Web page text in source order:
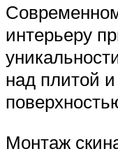
интерьеру
над плитой
Монтаж